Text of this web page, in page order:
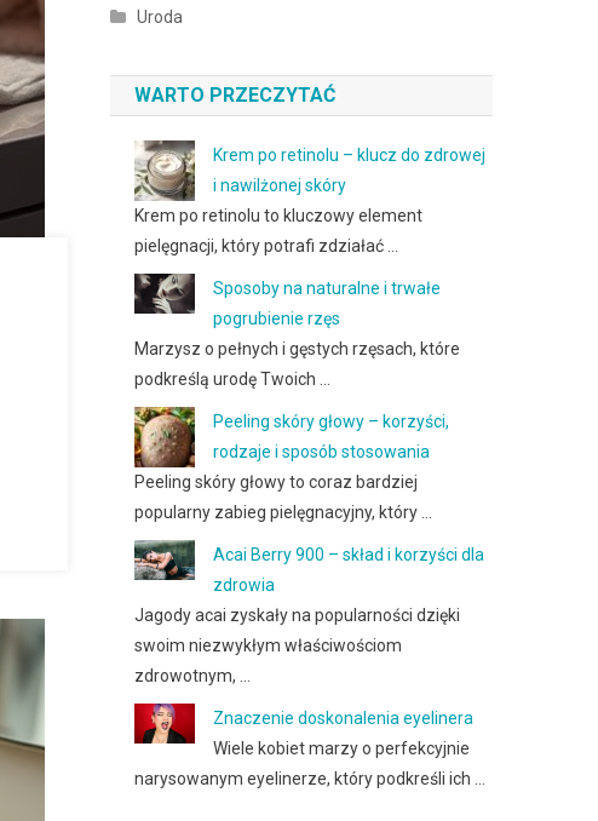
Uroda
WARTO PRZECZYTAĆ
Krem po retinolu – klucz do zdrowej
i nawilżonej skóry
Krem po retinolu to kluczowy element
pielęgnacji, który potrafi zdziałać …
Sposoby na naturalne i trwałe
pogrubienie rzęs
Marzysz o pełnych i gęstych rzęsach, które
podkreślą urodę Twoich …
Peeling skóry głowy – korzyści,
rodzaje i sposób stosowania
Peeling skóry głowy to coraz bardziej
popularny zabieg pielęgnacyjny, który …
Acai Berry 900 – skład i korzyści dla
zdrowia
Jagody acai zyskały na popularności dzięki
swoim niezwykłym właściwościom
zdrowotnym, …
Znaczenie doskonalenia eyelinera
Wiele kobiet marzy o perfekcyjnie
narysowanym eyelinerze, który podkreśli ich …